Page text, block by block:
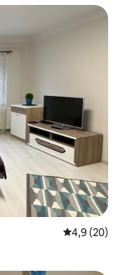
Évaluation
4,9 (20)